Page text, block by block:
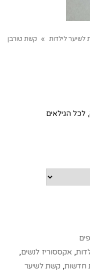
לשיער לילדות » קשת טורבן
לכל הגילאים
, אקססוריז לנשים,
חדשות, קשת לשיער